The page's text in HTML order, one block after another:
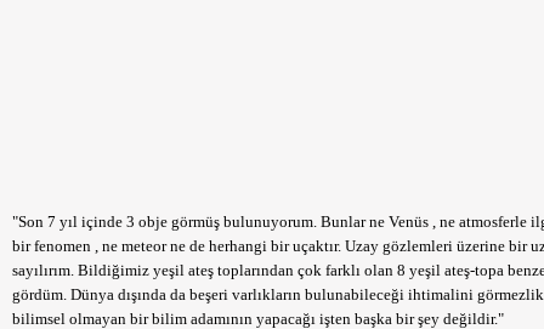
"Son 7 yıl içinde 3 obje görmüş bulunuyorum. Bunlar ne Venüs , ne atmosferle
bir fenomen , ne meteor ne de herhangi bir uçaktır. Uzay gözlemleri üzerine bir
sayılırım. Bildiğimiz yeşil ateş toplarından çok farklı olan 8 yeşil ateş-topa
gördüm. Dünya dışında da beşeri varlıkların bulunabileceği ihtimalini
bilimsel olmayan bir bilim adamının yapacağı işten başka bir şey değildir."